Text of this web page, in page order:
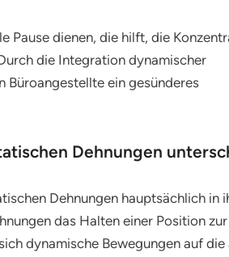
Pause dienen, die hilft, die
die Integration dynamischer
Büroangestellte ein gesünderes
Dehnungen
Dehnungen hauptsächlich in
das Halten einer Position zur
dynamische Bewegungen auf